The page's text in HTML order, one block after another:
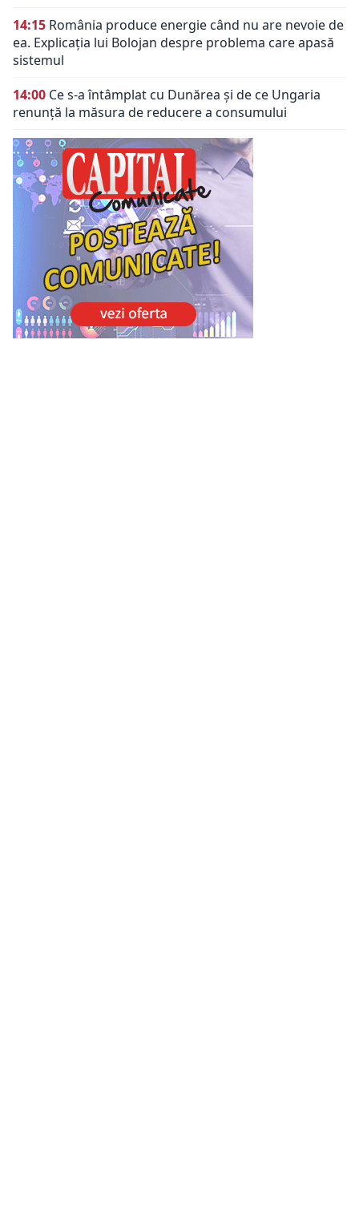
14:15 România produce energie când nu are nevoie de
ea. Explicația lui Bolojan despre problema care apasă
sistemul
14:00 Ce s-a întâmplat cu Dunărea și de ce Ungaria
renunță la măsura de reducere a consumului